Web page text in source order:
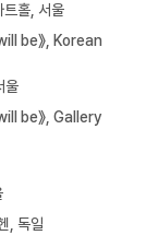
트홀, 서울
be》, Korean
울
be》, Gallery
, 독일